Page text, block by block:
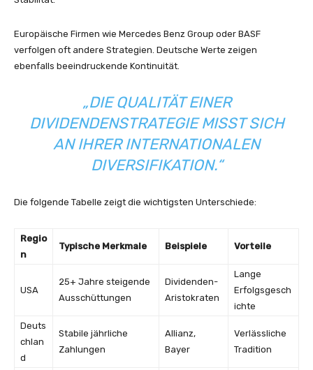
Europäische Firmen wie Mercedes Benz Group oder BASF
verfolgen oft andere Strategien. Deutsche Werte zeigen
ebenfalls beeindruckende Kontinuität.
„DIE QUALITÄT EINER
DIVIDENDENSTRATEGIE MISST SICH
AN IHRER INTERNATIONALEN
DIVERSIFIKATION.“
Die folgende Tabelle zeigt die wichtigsten Unterschiede:
Regio
n
Typische Merkmale Beispiele Vorteile
USA
25+ Jahre steigende
Ausschüttungen
Dividenden-
Aristokraten
Lange
Erfolgsgesch
ichte
Deuts
chlan
d
Stabile jährliche
Zahlungen
Allianz,
Bayer
Verlässliche
Tradition